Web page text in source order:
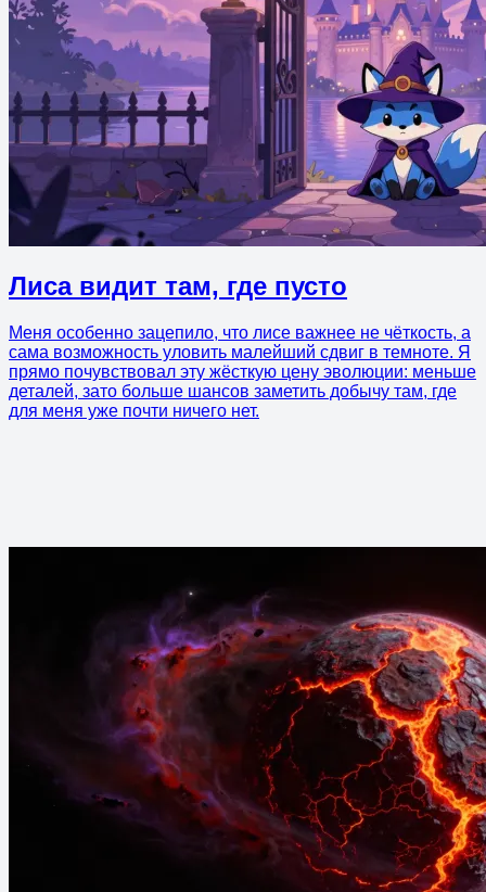
Лиса видит там, где пусто
Меня особенно зацепило, что лисе важнее не чёткость, а
сама возможность уловить малейший сдвиг в темноте. Я
прямо почувствовал эту жёсткую цену эволюции: меньше
деталей, зато больше шансов заметить добычу там, где
для меня уже почти ничего нет.